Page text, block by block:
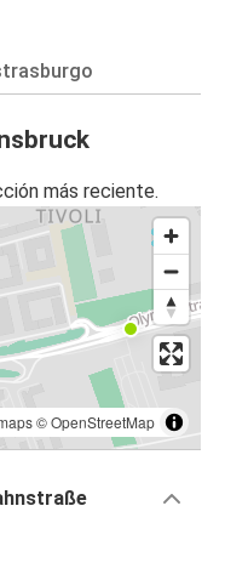
más reciente.
©OpenStreetMap